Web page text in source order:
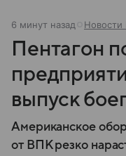
6 минут назад Новости
Пентагон
выпуск
Американское
от ВПК резко